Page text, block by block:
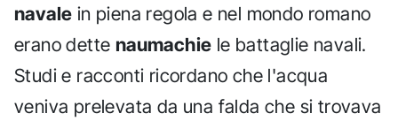
navale in piena regola e nel mondo romano
erano dette naumachie le battaglie navali.
Studi e racconti ricordano che l'acqua
veniva prelevata da una falda che si trovava